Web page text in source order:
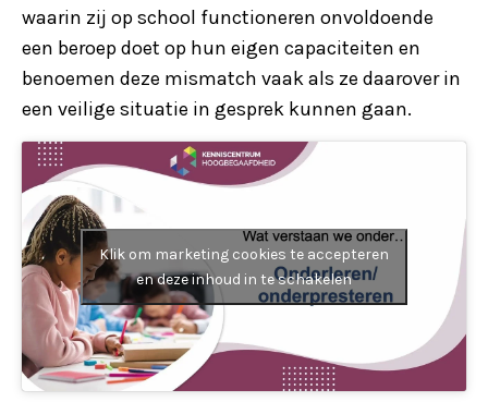
waarin zij op school functioneren onvoldoende
een beroep doet op hun eigen capaciteiten en
benoemen deze mismatch vaak als ze daarover in
een veilige situatie in gesprek kunnen gaan.
Klik om marketing cookies te accepteren
en deze inhoud in te schakelen